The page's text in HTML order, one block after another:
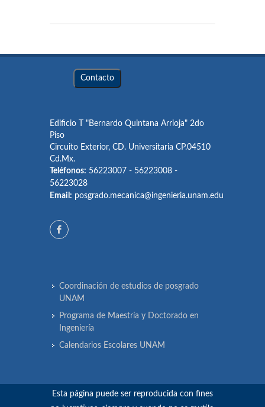
Contacto
Edificio T "Bernardo Quintana Arrioja" 2do
Piso
Circuito Exterior, CD. Universitaria CP.04510
Cd.Mx.
Teléfonos: 56223007 - 56223008 -
56223028
Email: posgrado.mecanica@ingenieria.unam.edu
Coordinación de estudios de posgrado
UNAM
Programa de Maestría y Doctorado en
Ingeniería
Calendarios Escolares UNAM
Esta página puede ser reproducida con fines